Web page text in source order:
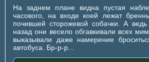
На заднем плане видна пустая
часового, на входе коей лежат
почившей сторожевой собачки. А
назад они весело обгавкивали всех
выказывали даже намерение
автобуса. Бр-р-р...